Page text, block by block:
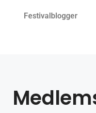
Festivalblogger